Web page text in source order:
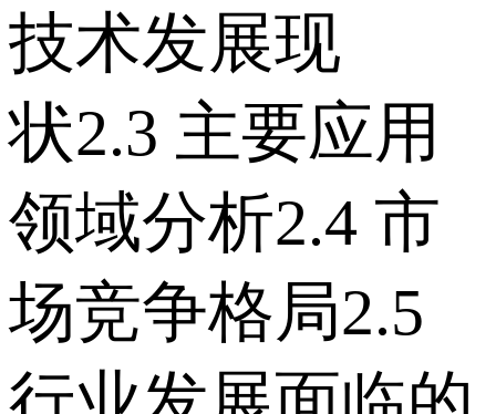
技术发展现
状 2.3 主要应用
领域分析 2.4 市
场竞争格局 2.5